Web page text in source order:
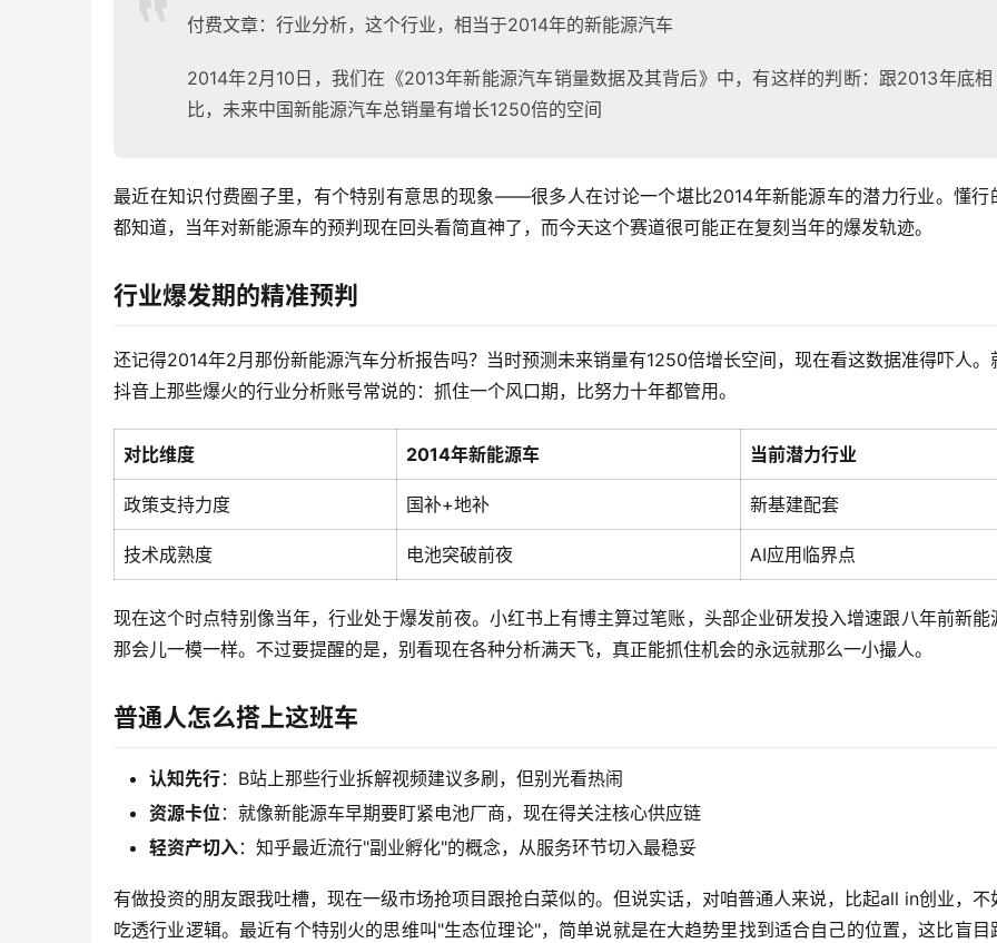
付费文章：行业分析，这个行业，相当于2014年的新能源汽车
2014年2月10日，我们在《2013年新能源汽车销量数据及其背后》中，有这样的判断：跟2013年底相
比，未来中国新能源汽车总销量有增长1250倍的空间
最近在知识付费圈子里，有个特别有意思的现象——很多人在讨论一个堪比2014年新能源车的潜力行业。懂行
都知道，当年对新能源车的预判现在回头看简直神了，而今天这个赛道很可能正在复刻当年的爆发轨迹。
行业爆发期的精准预判
还记得2014年2月那份新能源汽车分析报告吗？当时预测未来销量有1250倍增长空间，现在看这数据准得吓人。
抖音上那些爆火的行业分析账号常说的：抓住一个风口期，比努力十年都管用。
对比维度 2014年新能源车 当前潜力行业
政策支持力度 国补+地补 新基建配套
技术成熟度 电池突破前夜 AI应用临界点
现在这个时点特别像当年，行业处于爆发前夜。小红书上有博主算过笔账，头部企业研发投入增速跟八年前新能
那会儿一模一样。不过要提醒的是，别看现在各种分析满天飞，真正能抓住机会的永远就那么一小撮人。
普通人怎么搭上这班车
认知先行：B站上那些行业拆解视频建议多刷，但别光看热闹
资源卡位：就像新能源车早期要盯紧电池厂商，现在得关注核心供应链
轻资产切入：知乎最近流行"副业孵化"的概念，从服务环节切入最稳妥
有做投资的朋友跟我吐槽，现在一级市场抢项目跟抢白菜似的。但说实话，对咱普通人来说，比起all in创业，不
吃透行业逻辑。最近有个特别火的思维叫"生态位理论"，简单说就是在大趋势里找到适合自己的位置，这比盲目